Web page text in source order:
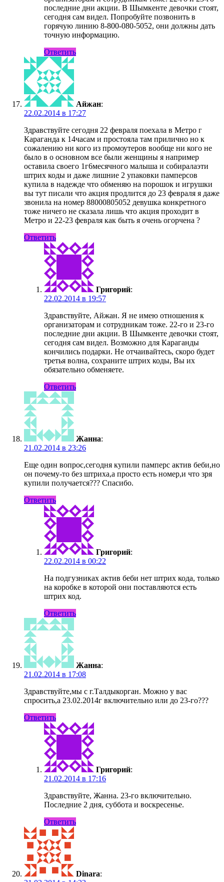
последние дни акции. В Шымкенте девочки стоят,
сегодня сам видел. Попробуйте позвонить в
горячую линию 8-800-080-5052, они должны дать
точную информацию.
Ответить
Айжан:
22.02.2014 в 17:27
Здравствуйте сегодня 22 февраля поехала в Метро г
Караганда к 14часам и простояла там прилично но к
сожалению ни кого из промоутеров вообще ни кого не
было в о основном все были женщины я например
оставила своего 1г6месячного малыша и собиралаэти
штрих коды и даже лишние 2 упаковки памперсов
купила в надежде что обменяю на порошок и игрушки
вы тут писали что акция продлится до 23 февраля я даже
звонила на номер 88000805052 девушка конкретного
тоже ничего не сказала лишь что акция проходит в
Метро и 22-23 февраля как быть я очень огорчена ?
Ответить
Григорий:
22.02.2014 в 19:57
Здравствуйте, Айжан. Я не имею отношения к
организаторам и сотрудникам тоже. 22-го и 23-го
последние дни акции. В Шымкенте девочки стоят,
сегодня сам видел. Возможно для Караганды
кончились подарки. Не отчаивайтесь, скоро будет
третья волна, сохраните штрих коды, Вы их
обязательно обменяете.
Ответить
Жанна:
21.02.2014 в 23:26
Еще один вопрос,сегодня купили памперс актив беби,но
он почему-то без штриха,а просто есть номер,и что зря
купили получается??? Спасибо.
Ответить
Григорий:
22.02.2014 в 00:22
На подгузниках актив беби нет штрих кода, только
на коробке в которой они поставляются есть
штрих код.
Ответить
Жанна:
21.02.2014 в 17:08
Здравствуйте,мы с г.Талдыкорган. Можно у вас
спросить,а 23.02.2014г включительно или до 23-го???
Ответить
Григорий:
21.02.2014 в 17:16
Здравствуйте, Жанна. 23-го включительно.
Последние 2 дня, суббота и воскресенье.
Ответить
Dinara: